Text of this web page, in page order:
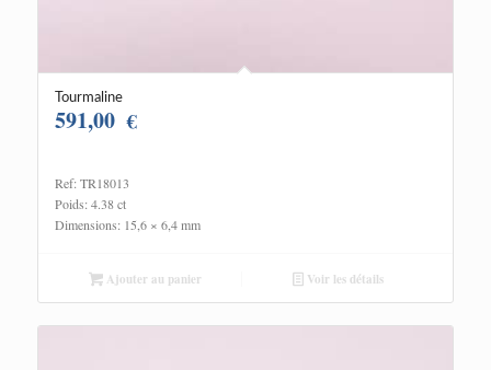
Tourmaline
591,00 €
Ref: TR18013
Poids: 4.38 ct
Dimensions: 15,6 × 6,4 mm
Ajouter au panier Voir les détails